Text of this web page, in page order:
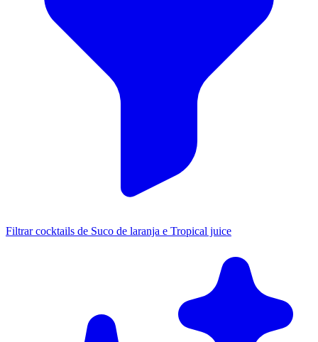
Filtrar cocktails de Suco de laranja e Tropical juice